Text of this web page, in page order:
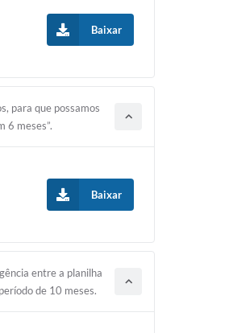
Baixar
para que possamos
6 meses”.
Baixar
entre a planilha
de 10 meses.